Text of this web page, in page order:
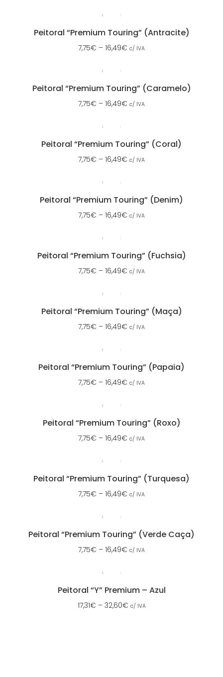
Peitoral “Premium Touring” (Antracite)
7,75€ – 16,49€ c/ IVA
Peitoral “Premium Touring” (Caramelo)
7,75€ – 16,49€ c/ IVA
Peitoral “Premium Touring” (Coral)
7,75€ – 16,49€ c/ IVA
Peitoral “Premium Touring” (Denim)
7,75€ – 16,49€ c/ IVA
Peitoral “Premium Touring” (Fuchsia)
7,75€ – 16,49€ c/ IVA
Peitoral “Premium Touring” (Maça)
7,75€ – 16,49€ c/ IVA
Peitoral “Premium Touring” (Papaia)
7,75€ – 16,49€ c/ IVA
Peitoral “Premium Touring” (Roxo)
7,75€ – 16,49€ c/ IVA
Peitoral “Premium Touring” (Turquesa)
7,75€ – 16,49€ c/ IVA
Peitoral “Premium Touring” (Verde Caça)
7,75€ – 16,49€ c/ IVA
Peitoral “Y” Premium – Azul
17,31€ – 32,60€ c/ IVA